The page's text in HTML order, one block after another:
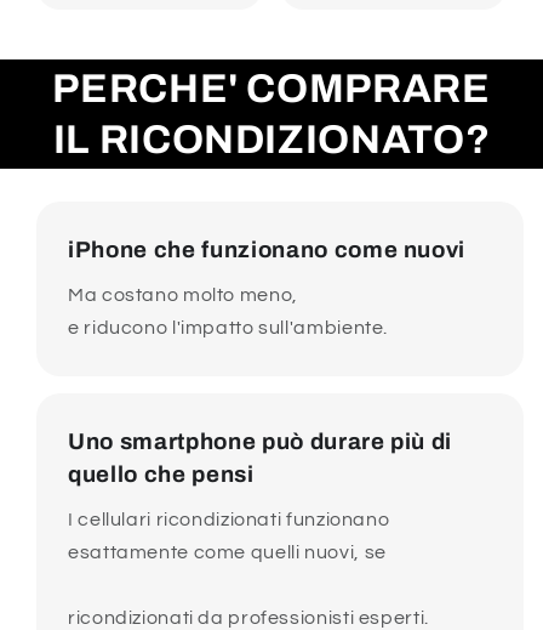
PERCHE' COMPRARE
IL RICONDIZIONATO?
iPhone che funzionano come nuovi
Ma costano molto meno,
e riducono l'impatto sull'ambiente.
Uno smartphone può durare più di
quello che pensi
I cellulari ricondizionati funzionano
esattamente come quelli nuovi, se
ricondizionati da professionisti esperti.